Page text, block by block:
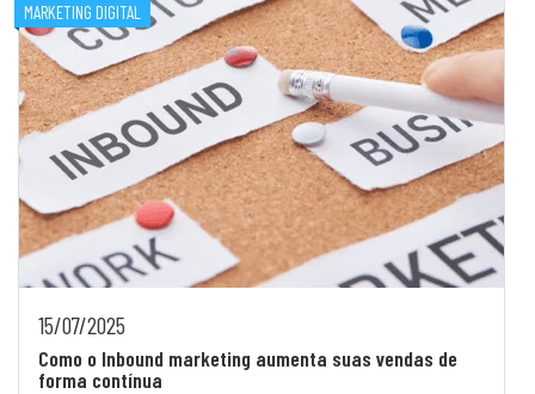
MARKETING DIGITAL
15/07/2025
Como o Inbound marketing aumenta suas vendas de
forma contínua